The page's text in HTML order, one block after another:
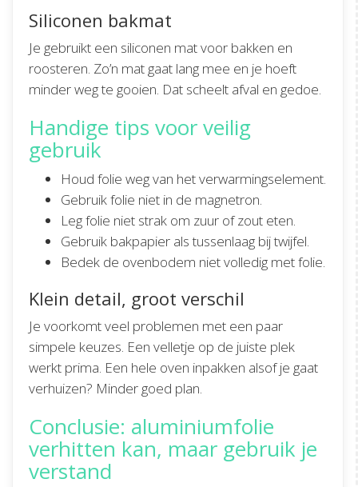
Siliconen bakmat
Je gebruikt een siliconen mat voor bakken en
roosteren. Zo’n mat gaat lang mee en je hoeft
minder weg te gooien. Dat scheelt afval en gedoe.
Handige tips voor veilig
gebruik
Houd folie weg van het verwarmingselement.
Gebruik folie niet in de magnetron.
Leg folie niet strak om zuur of zout eten.
Gebruik bakpapier als tussenlaag bij twijfel.
Bedek de ovenbodem niet volledig met folie.
Klein detail, groot verschil
Je voorkomt veel problemen met een paar
simpele keuzes. Een velletje op de juiste plek
werkt prima. Een hele oven inpakken alsof je gaat
verhuizen? Minder goed plan.
Conclusie: aluminiumfolie
verhitten kan, maar gebruik je
verstand